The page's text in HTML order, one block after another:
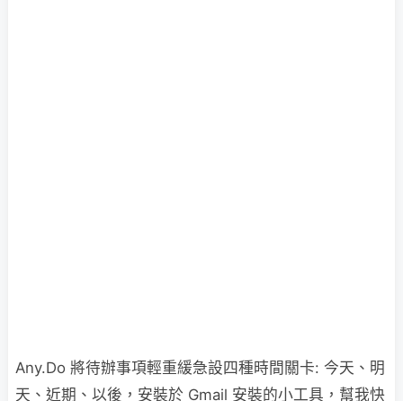
Any.Do 將待辦事項輕重緩急設四種時間關卡: 今天、明
天、近期、以後，安裝於 Gmail 安裝的小工具，幫我快